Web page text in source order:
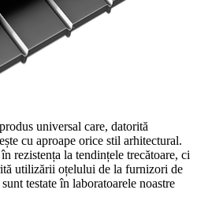
universal care, datorită
cu aproape orice stil arhitectural.
rezistența la tendințele trecătoare, ci
utilizării oțelului de la furnizori de
testate în laboratoarele noastre